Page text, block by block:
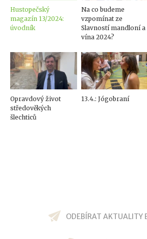
Hustopečský
magazín 13/2024:
úvodník
Na co budeme
vzpomínat ze
Slavností mandloní a
vína 2024?
Opravdový život
středověkých
šlechticů
13.4.: Jógobraní
ODEBÍRAT AKTUALITY